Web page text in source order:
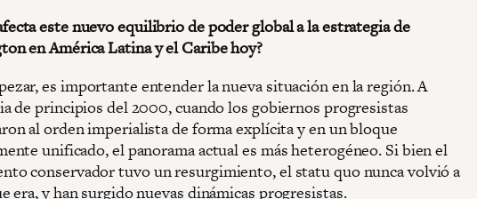
este nuevo equilibrio de poder global a la estrategia de
en América Latina y el Caribe hoy?
es importante entender la nueva situación en la región. A
de principios del 2000, cuando los gobiernos progresistas
al orden imperialista de forma explícita y en un bloque
unificado, el panorama actual es más heterogéneo. Si bien el
conservador tuvo un resurgimiento, el statu quo nunca volvió a
era, y han surgido nuevas dinámicas progresistas.